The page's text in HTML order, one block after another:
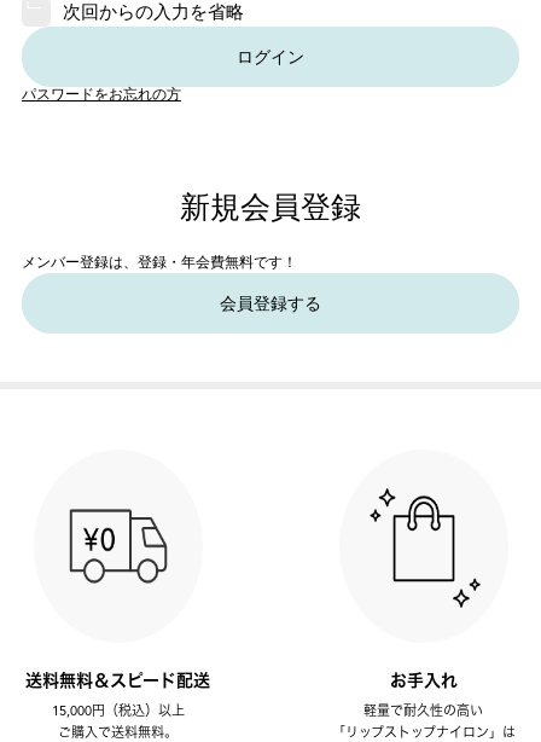
次回からの入力を省略
ログイン
パスワードをお忘れの方
新規会員登録
メンバー登録は、登録・年会費無料です！
会員登録する
送料無料＆スピード配送
15,000円（税込）以上
ご購入で送料無料。
お手入れ
軽量で耐久性の高い
「リップストップナイロン」は